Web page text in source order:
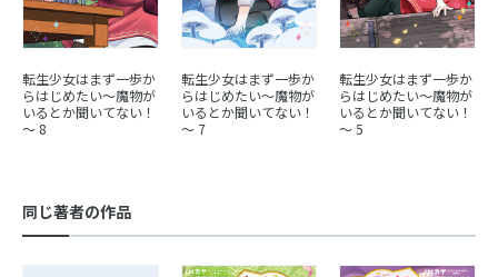
転生少女はまず一歩か
らはじめたい～魔物が
いるとか聞いてない！
～ 8
転生少女はまず一歩か
らはじめたい～魔物が
いるとか聞いてない！
～ 7
転生少女はまず一歩か
らはじめたい～魔物が
いるとか聞いてない！
～ 5
同じ著者の作品